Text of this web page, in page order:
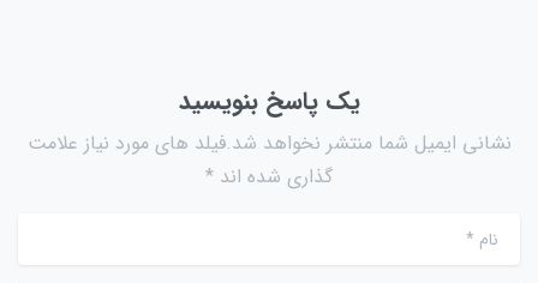
یک پاسخ بنویسید
نشانی ایمیل شما منتشر نخواهد شد.فیلد های مورد نیاز علامت
گذاری شده اند *
نام*